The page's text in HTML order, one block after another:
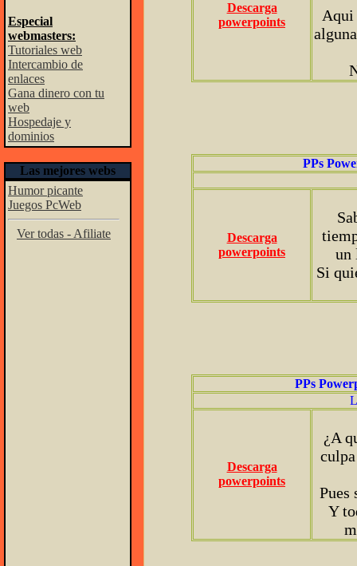
Especial
webmasters:
Tutoriales web
Intercambio de
enlaces
Gana dinero con tu
web
Hospedaje y
dominios
Las mejores webs
Humor picante
Juegos PcWeb
Ver todas - Afiliate
Descarga
powerpoints
Aqui
PPs
Descarga
powerpoints
un
Si
PPs
Descarga
powerpoints
¿A
Pues
Y